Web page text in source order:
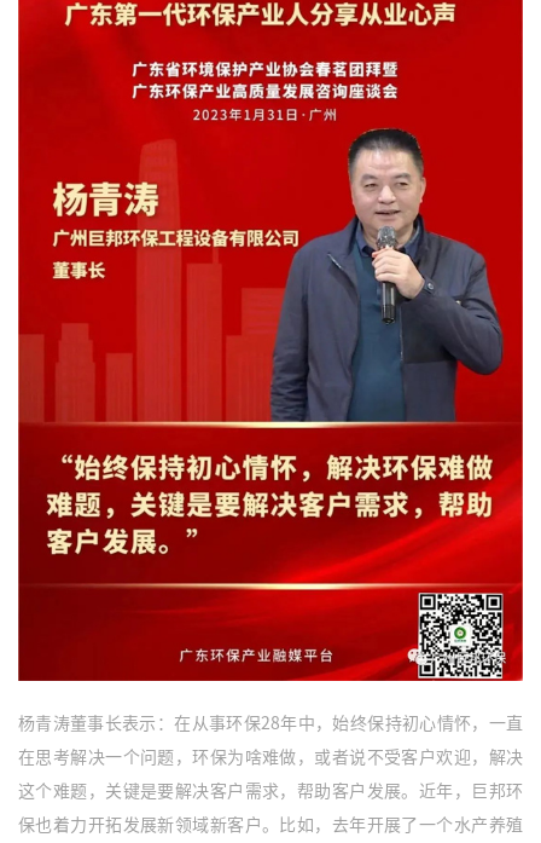
杨青涛董事长表示：在从事环保28年中，始终保持初心情怀，一直
在思考解决一个问题，环保为啥难做，或者说不受客户欢迎，解决
这个难题，关键是要解决客户需求，帮助客户发展。近年，巨邦环
保也着力开拓发展新领域新客户。比如，去年开展了一个水产养殖